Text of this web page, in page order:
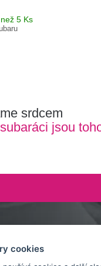
cookies
5 Ks
srdcem
jsou
218 685